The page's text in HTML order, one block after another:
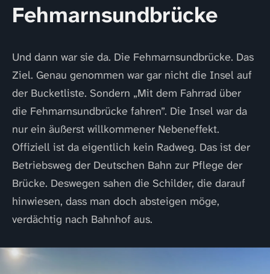
Fehmarnsundbrücke
Und dann war sie da. Die Fehmarnsundbrücke. Das
Ziel. Genau genommen war gar nicht die Insel auf
der Bucketliste. Sondern „Mit dem Fahrrad über
die Fehmarnsundbrücke fahren”. Die Insel war da
nur ein äußerst willkommener Nebeneffekt.
Offiziell ist da eigentlich kein Radweg. Das ist der
Betriebsweg der Deutschen Bahn zur Pflege der
Brücke. Deswegen sahen die Schilder, die darauf
hinwiesen, dass man doch absteigen möge,
verdächtig nach Bahnhof aus.